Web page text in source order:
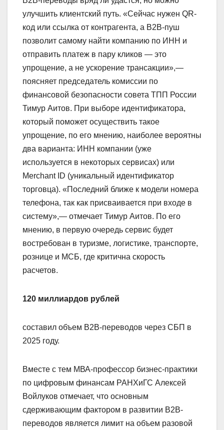
улучшить клиентский путь. «Сейчас нужен QR-
код или ссылка от контрагента, а B2B-пуш
позволит самому найти компанию по ИНН и
отправить платеж в пару кликов — это
упрощение, а не ускорение трансакции»,—
поясняет председатель комиссии по
финансовой безопасности совета ТПП России
Тимур Аитов. При выборе идентификатора,
который поможет осуществить такое
упрощение, по его мнению, наиболее вероятны
два варианта: ИНН компании (уже
используется в некоторых сервисах) или
Merchant ID (уникальный идентификатор
торговца). «Последний ближе к модели номера
телефона, так как присваивается при входе в
систему»,— отмечает Тимур Аитов. По его
мнению, в первую очередь сервис будет
востребован в туризме, логистике, транспорте,
рознице и МСБ, где критична скорость
расчетов.
120 миллиардов рублей
составил объем B2B-переводов через СБП в
2025 году.
Вместе с тем МВА-профессор бизнес-практики
по цифровым финансам РАНХиГС Алексей
Войлуков отмечает, что основным
сдерживающим фактором в развитии В2В-
переводов является лимит на объем разовой